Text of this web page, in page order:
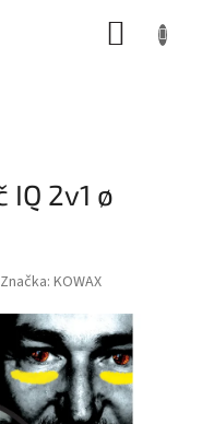
IQ 2v1 ø
Značka: KOWAX